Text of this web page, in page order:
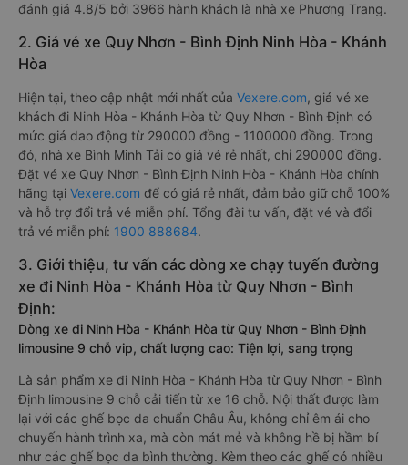
đánh giá 4.8/5 bởi 3966 hành khách là nhà xe Phương Trang.
2. Giá vé xe Quy Nhơn - Bình Định Ninh Hòa - Khánh
Hòa
Hiện tại, theo cập nhật mới nhất của Vexere.com, giá vé xe
khách đi Ninh Hòa - Khánh Hòa từ Quy Nhơn - Bình Định có
mức giá dao động từ 290000 đồng - 1100000 đồng. Trong
đó, nhà xe Bình Minh Tải có giá vé rẻ nhất, chỉ 290000 đồng.
Đặt vé xe Quy Nhơn - Bình Định Ninh Hòa - Khánh Hòa chính
hãng tại Vexere.com để có giá rẻ nhất, đảm bảo giữ chỗ 100%
và hỗ trợ đổi trả vé miễn phí. Tổng đài tư vấn, đặt vé và đổi
trả vé miễn phí: 1900 888684.
3. Giới thiệu, tư vấn các dòng xe chạy tuyến đường
xe đi Ninh Hòa - Khánh Hòa từ Quy Nhơn - Bình
Định:
Dòng xe đi Ninh Hòa - Khánh Hòa từ Quy Nhơn - Bình Định
limousine 9 chỗ vip, chất lượng cao: Tiện lợi, sang trọng
Là sản phẩm xe đi Ninh Hòa - Khánh Hòa từ Quy Nhơn - Bình
Định limousine 9 chỗ cải tiến từ xe 16 chỗ. Nội thất được làm
lại với các ghế bọc da chuẩn Châu Âu, không chỉ êm ái cho
chuyến hành trình xa, mà còn mát mẻ và không hề bị hầm bí
như các ghế bọc da bình thường. Kèm theo các ghế có nhiều